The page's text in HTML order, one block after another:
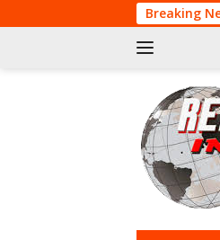
ke
Breaking
Bentengi Generasi Muda Dari